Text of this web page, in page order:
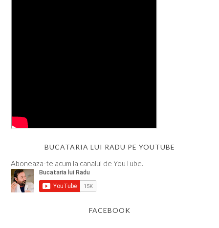
BUCATARIA LUI RADU PE YOUTUBE
Aboneaza-te acum la canalul de YouTube.
FACEBOOK